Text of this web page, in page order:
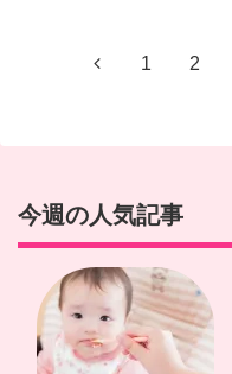
1 2
今週の人気記事